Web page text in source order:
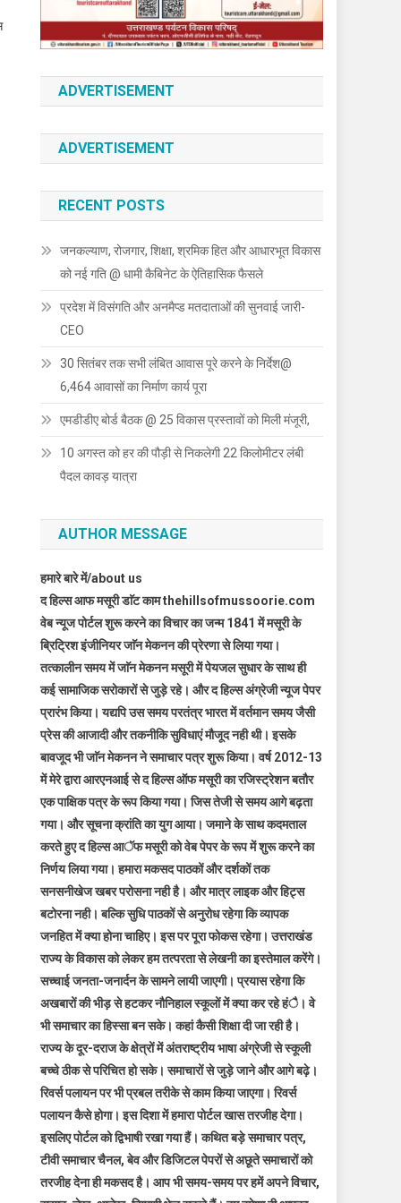
ADVERTISEMENT
ADVERTISEMENT
RECENT POSTS
जनकल्याण, रोजगार, शिक्षा, श्रमिक हित और आधारभूत विकास
को नई गति @ धामी कैबिनेट के ऐतिहासिक फैसले
प्रदेश में विसंगति और अनमैप्ड मतदाताओं की सुनवाई जारी-
CEO
30 सितंबर तक सभी लंबित आवास पूरे करने के निर्देश@
6,464 आवासों का निर्माण कार्य पूरा
एमडीडीए बोर्ड बैठक @ 25 विकास प्रस्तावों को मिली मंजूरी,
10 अगस्त को हर की पौड़ी से निकलेगी 22 किलोमीटर लंबी
पैदल कावड़ यात्रा
AUTHOR MESSAGE
हमारे बारे में/about us
द हिल्स आफ मसूरी डाॅट काम thehillsofmussoorie.com
वेब न्यूज पोर्टल शुरू करने का विचार का जन्म 1841 में मसूरी के
ब्रिट्रिश इंजीनियर जाॅन मेकनन की प्रेरणा से लिया गया।
तत्कालीन समय में जाॅन मेकनन मसूरी में पेयजल सुधार के साथ ही
कई सामाजिक सरोकारों से जुड़े रहे। और द हिल्स अंग्रेजी न्यूज पेपर
प्रारंभ किया। यद्यपि उस समय परतंत्र भारत में वर्तमान समय जैसी
प्रेस की आजादी और तकनीकि सुविधाएं मौजूद नही थी। इसके
बावजूद भी जाॅन मेकनन ने समाचार पत्र शुरू किया। वर्ष 2012-13
में मेरे द्वारा आरएनआई से द हिल्स ऑफ मसूरी का रजिस्ट्रेशन बतौर
एक पाक्षिक पत्र के रूप किया गया। जिस तेजी से समय आगे बढ़ता
गया। और सूचना क्रांति का युग आया। जमाने के साथ कदमताल
करते हुए द हिल्स आॅफ मसूरी को वेब पेपर के रूप में शुरू करने का
निर्णय लिया गया। हमारा मकसद पाठकों और दर्शकों तक
सनसनीखेज खबर परोसना नही है। और मात्र लाइक और हिट्स
बटोरना नही। बल्कि सुधि पाठकों से अनुरोध रहेगा कि व्यापक
जनहित में क्या होना चाहिए। इस पर पूरा फोकस रहेगा। उत्तराखंड
राज्य के विकास को लेकर हम तत्परता से लेखनी का इस्तेमाल करेंगे।
सच्चाई जनता-जनार्दन के सामने लायी जाएगी। प्रयास रहेगा कि
अखबारों की भीड़ से हटकर नौनिहाल स्कूलों में क्या कर रहे हंै। वे
भी समाचार का हिस्सा बन सके। कहां कैसी शिक्षा दी जा रही है।
राज्य के दूर-दराज के क्षेत्रों में अंतराष्ट्रीय भाषा अंग्रेजी से स्कूली
बच्चे ठीक से परिचित हो सके। समाचारों से जुड़े जाने और आगे बढ़े।
रिवर्स पलायन पर भी प्रबल तरीके से काम किया जाएगा। रिवर्स
पलायन कैसे होगा। इस दिशा में हमारा पोर्टल खास तरजीह देगा।
इसलिए पोर्टल को द्विभाषी रखा गया हैं। कथित बड़े समाचार पत्र,
टीवी समाचार चैनल, बेव और डिजिटल पेपरों से अछूते समाचारों को
तरजीह देना ही मकसद है। आप भी समय-समय पर हमें अपने विचार,